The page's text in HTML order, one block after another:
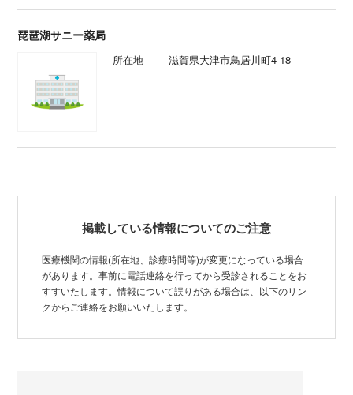
琵琶湖サニー薬局
所在地 滋賀県大津市鳥居川町4-18
掲載している情報についてのご注意
医療機関の情報(所在地、診療時間等)が変更になっている場合
があります。事前に電話連絡を行ってから受診されることをお
すすいたします。情報について誤りがある場合は、以下のリン
クからご連絡をお願いいたします。